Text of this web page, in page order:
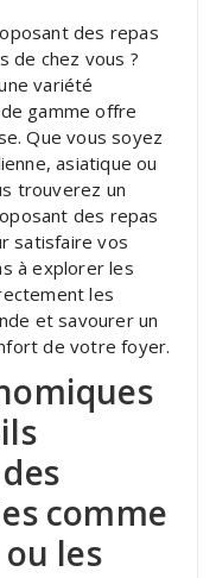
des repas
de chez vous ?
variété
gamme offre
Que vous soyez
asiatique ou
trouverez un
des repas
satisfaire vos
à explorer les
les
et savourer un
de votre foyer.
comme
les